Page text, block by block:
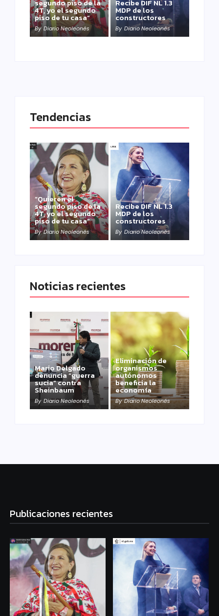
segundo piso de la
4T, yo el segundo
piso de tu casa”
By Diario Neoleonés
Recibe DIF NL 1.3
MDP de los
constructores
By Diario Neoleonés
Tendencias
“Quieren el
segundo piso de la
4T, yo el segundo
piso de tu casa”
By Diario Neoleonés
Recibe DIF NL 1.3
MDP de los
constructores
By Diario Neoleonés
Noticias recientes
Mario Delgado
denuncia “guerra
sucia” contra
Sheinbaum
By Diario Neoleonés
Eliminación de
organismos
autónomos
beneficia la
economía
By Diario Neoleonés
Publicaciones recientes